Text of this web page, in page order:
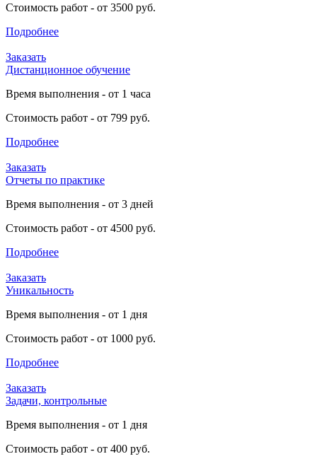
Стоимость работ - от 3500 руб.
Подробнее
Заказать
Дистанционное обучение
Время выполнения - от 1 часа
Стоимость работ - от 799 руб.
Подробнее
Заказать
Отчеты по практике
Время выполнения - от 3 дней
Стоимость работ - от 4500 руб.
Подробнее
Заказать
Уникальность
Время выполнения - от 1 дня
Стоимость работ - от 1000 руб.
Подробнее
Заказать
Задачи, контрольные
Время выполнения - от 1 дня
Стоимость работ - от 400 руб.